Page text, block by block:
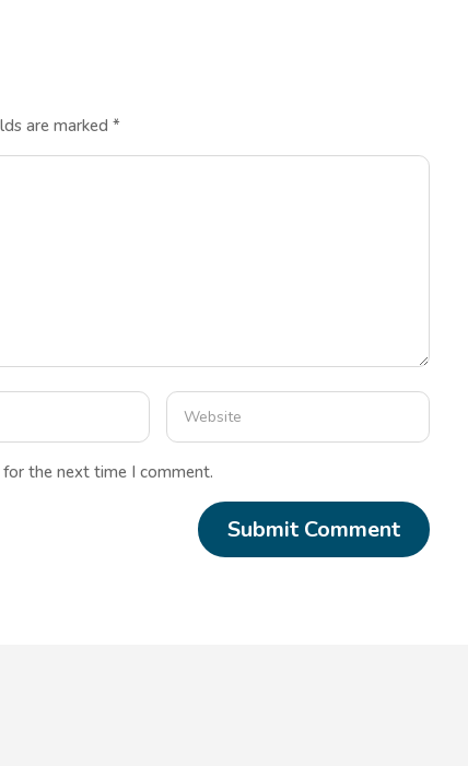
are marked*
the next time I comment.